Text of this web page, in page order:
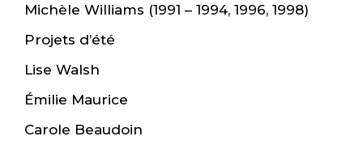
Michèle Williams (1991 – 1994, 1996, 1998)
Projets d’été
Lise Walsh
Émilie Maurice
Carole Beaudoin